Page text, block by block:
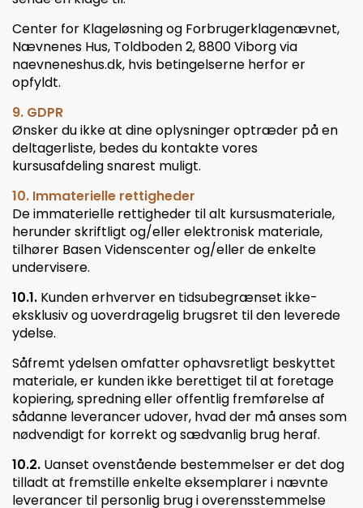
Center for Klageløsning og Forbrugerklagenævnet,
Nævnenes Hus, Toldboden 2, 8800 Viborg via
naevneneshus.dk, hvis betingelserne herfor er
opfyldt.
9. GDPR
Ønsker du ikke at dine oplysninger optræder på en
deltagerliste, bedes du kontakte vores
kursusafdeling snarest muligt.
10. Immaterielle rettigheder
De immaterielle rettigheder til alt kursusmateriale,
herunder skriftligt og/eller elektronisk materiale,
tilhører Basen Videnscenter og/eller de enkelte
undervisere.
10.1. Kunden erhverver en tidsubegrænset ikke-
eksklusiv og uoverdragelig brugsret til den leverede
ydelse.
Såfremt ydelsen omfatter ophavsretligt beskyttet
materiale, er kunden ikke berettiget til at foretage
kopiering, spredning eller offentlig fremførelse af
sådanne leverancer udover, hvad der må anses som
nødvendigt for korrekt og sædvanlig brug heraf.
10.2. Uanset ovenstående bestemmelser er det dog
tilladt at fremstille enkelte eksemplarer i nævnte
leverancer til personlig brug i overensstemmelse